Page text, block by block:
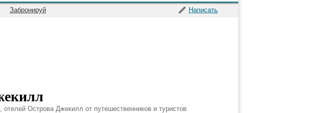
Написать
Забронируй
Острова Джекилл от путешественников и туристов